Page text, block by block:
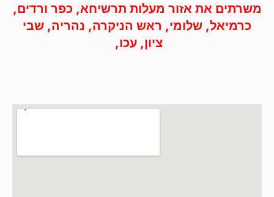
משרתים את אזור מעלות תרשיחא, כפר ורדים,
כרמיאל, שלומי, ראש הניקרה, נהריה, שבי
ציון, עכו, ‭